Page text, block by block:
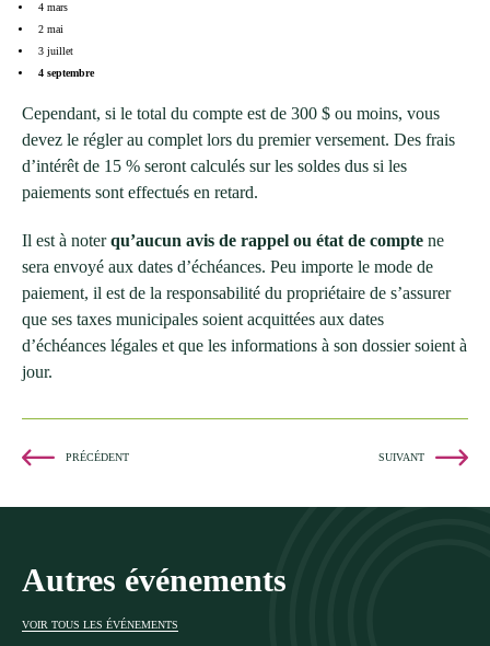
4 mars
2 mai
3 juillet
4 septembre
Cependant, si le total du compte est de 300 $ ou moins, vous
devez le régler au complet lors du premier versement. Des frais
d’intérêt de 15 % seront calculés sur les soldes dus si les
paiements sont effectués en retard.
Il est à noterqu’aucun avis de rappel ou état de compte ne
sera envoyé aux dates d’échéances. Peu importe le mode de
paiement, il est de la responsabilité du propriétaire de s’assurer
que ses taxes municipales soient acquittées aux dates
d’échéances légales et que les informations à son dossier soient à
jour.
PRÉCÉDENT SUIVANT
Autres événements
VOIR TOUS LES ÉVÉNEMENTS